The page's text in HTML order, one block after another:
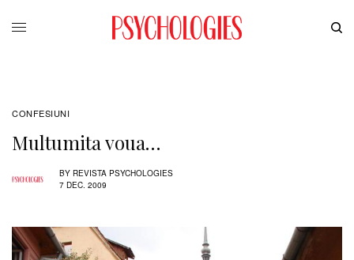
CONFESIUNI
Multumita voua…
BY REVISTA PSYCHOLOGIES
7 DEC. 2009